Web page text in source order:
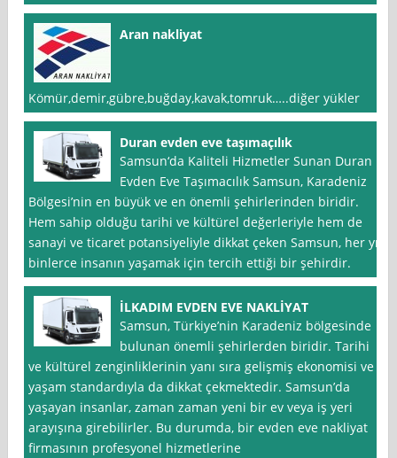
Aran nakliyat
Kömür,demir,gübre,buğday,kavak,tomruk…..diğer yükler
Duran evden eve taşımaçılık
Samsun‘da Kaliteli Hizmetler Sunan Duran
Evden Eve Taşımacılık Samsun, Karadeniz
Bölgesi’nin en büyük ve en önemli şehirlerinden biridir.
Hem sahip olduğu tarihi ve kültürel değerleriyle hem de
sanayi ve ticaret potansiyeliyle dikkat çeken Samsun, her yıl
binlerce insanın yaşamak için tercih ettiği bir şehirdir.
İLKADIM EVDEN EVE NAKLİYAT
Samsun, Türkiye’nin Karadeniz bölgesinde
bulunan önemli şehirlerden biridir. Tarihi
ve kültürel zenginliklerinin yanı sıra gelişmiş ekonomisi ve
yaşam standardıyla da dikkat çekmektedir. Samsun’da
yaşayan insanlar, zaman zaman yeni bir ev veya iş yeri
arayışına girebilirler. Bu durumda, bir evden eve nakliyat
firmasının profesyonel hizmetlerine